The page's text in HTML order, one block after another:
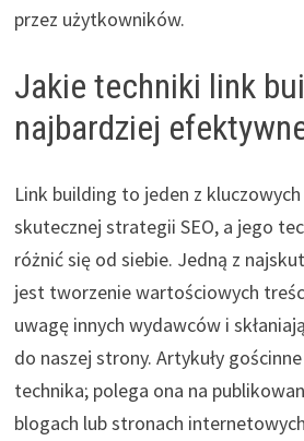
przez użytkowników.
Jakie techniki link
najbardziej
Link building to jeden z
skutecznej strategii SEO, a jego
różnić się od siebie. Jedną z
jest tworzenie wartościowych
uwagę innych wydawców i
do naszej strony. Artykuły
technika; polega ona na
blogach lub stronach